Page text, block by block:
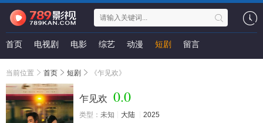
首页 电视剧 电影 综艺 动漫 短剧 留言
当前位置 首页 短剧 《乍见欢》
乍见欢 0.0
类型： 未知 大陆
2025